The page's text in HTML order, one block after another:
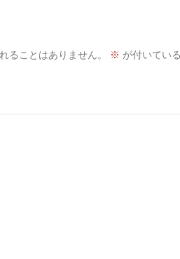
ることはありません。 ※ が付いてい